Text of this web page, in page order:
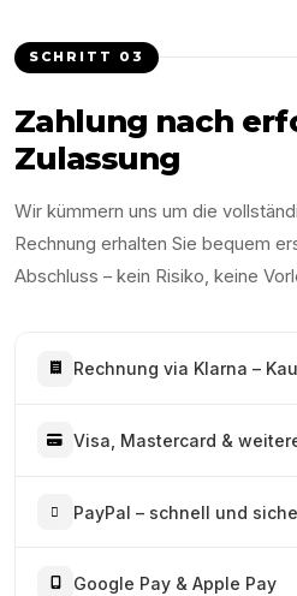
SCHRITT 03
Zahlung nach
Zulassung
Wir kümmern uns um die
Rechnung erhalten Sie bequem
Abschluss – kein Risiko, keine
Rechnung via Klarna –
Visa, Mastercard &
PayPal – schnell und
Google Pay & Apple Pay